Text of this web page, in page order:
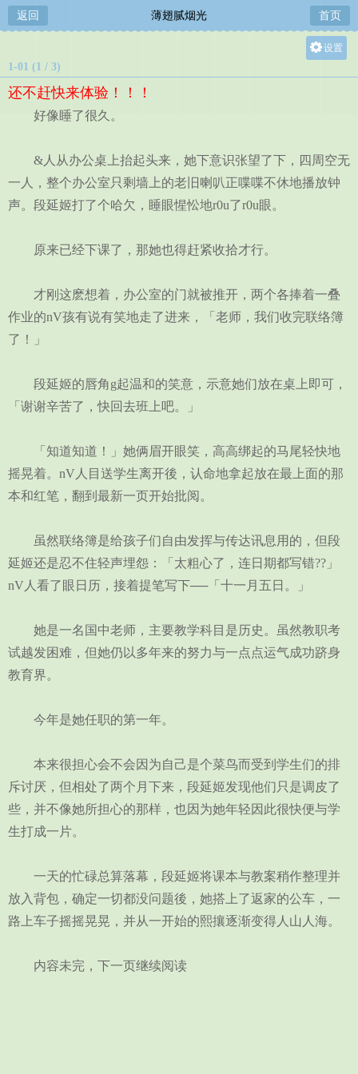
返回 薄翅腻烟光 首页
设置
1-01 (1 / 3)
还不赶快来体验！！！
好像睡了很久。
&人从办公桌上抬起头来，她下意识张望了下，四周空无
一人，整个办公室只剩墙上的老旧喇叭正喋喋不休地播放钟
声。段延姬打了个哈欠，睡眼惺忪地r0u了r0u眼。
原来已经下课了，那她也得赶紧收拾才行。
才刚这麽想着，办公室的门就被推开，两个各捧着一叠
作业的nV孩有说有笑地走了进来，「老师，我们收完联络簿
了！」
段延姬的唇角g起温和的笑意，示意她们放在桌上即可，
「谢谢辛苦了，快回去班上吧。」
「知道知道！」她俩眉开眼笑，高高绑起的马尾轻快地
摇晃着。nV人目送学生离开後，认命地拿起放在最上面的那
本和红笔，翻到最新一页开始批阅。
虽然联络簿是给孩子们自由发挥与传达讯息用的，但段
延姬还是忍不住轻声埋怨：「太粗心了，连日期都写错??」
nV人看了眼日历，接着提笔写下──「十一月五日。」
她是一名国中老师，主要教学科目是历史。虽然教职考
试越发困难，但她仍以多年来的努力与一点点运气成功跻身
教育界。
今年是她任职的第一年。
本来很担心会不会因为自己是个菜鸟而受到学生们的排
斥讨厌，但相处了两个月下来，段延姬发现他们只是调皮了
些，并不像她所担心的那样，也因为她年轻因此很快便与学
生打成一片。
一天的忙碌总算落幕，段延姬将课本与教案稍作整理并
放入背包，确定一切都没问题後，她搭上了返家的公车，一
路上车子摇摇晃晃，并从一开始的熙攘逐渐变得人山人海。
内容未完，下一页继续阅读